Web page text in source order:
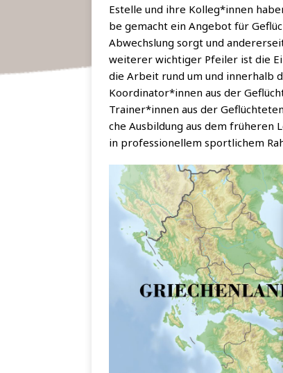
Estel­le und ihre Kolleg*innen
be gemacht ein Ange­bot für
Abwechs­lung sorgt und
wei­te­rer wich­ti­ger Pfei­ler ist die
die Arbeit rund um und inner­halb
Koordinator*innen aus der
Trainer*innen aus der
che Aus­bil­dung aus dem frü­he­ren
in pro­fes­sio­nel­lem sport­li­chem